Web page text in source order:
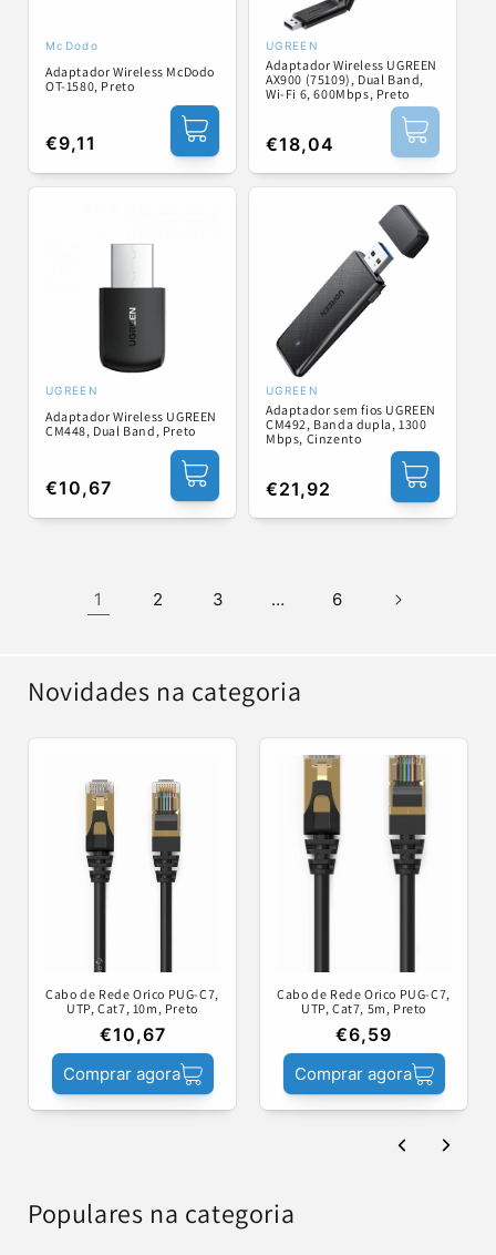
Fornecedor:
McDodo
Adaptador Wireless McDodo
OT-1580, Preto
Preço
normal
€9,11
Fornecedor:
UGREEN
Adaptador Wireless UGREEN
AX900 (75109), Dual Band,
Wi-Fi 6, 600Mbps, Preto
Preço
normal
€18,04
Fornecedor:
UGREEN
Adaptador Wireless UGREEN
CM448, Dual Band, Preto
Preço
normal
€10,67
Fornecedor:
UGREEN
Adaptador sem fios UGREEN
CM492, Banda dupla, 1300
Mbps, Cinzento
Preço
normal
€21,92
1 2 3 … 6
Novidades na categoria
Cabo de Rede Orico PUG-C7,
UTP, Cat7, 10m, Preto
€10,67
Comprar agora
Cabo de Rede Orico PUG-C7,
UTP, Cat7, 5m, Preto
€6,59
Comprar agora
Populares na categoria